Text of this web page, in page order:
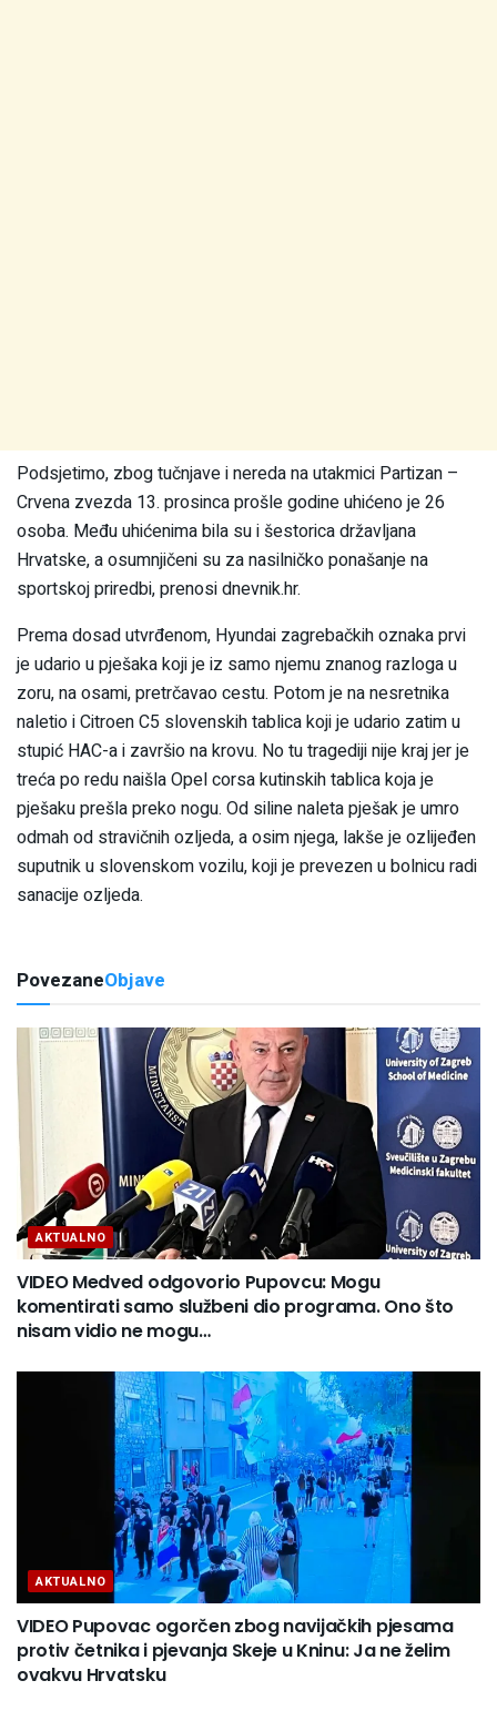
Podsjetimo, zbog tučnjave i nereda na utakmici Partizan –
Crvena zvezda 13. prosinca prošle godine uhićeno je 26
osoba. Među uhićenima bila su i šestorica državljana
Hrvatske, a osumnjičeni su za nasilničko ponašanje na
sportskoj priredbi, prenosi dnevnik.hr.
Prema dosad utvrđenom, Hyundai zagrebačkih oznaka prvi
je udario u pješaka koji je iz samo njemu znanog razloga u
zoru, na osami, pretrčavao cestu. Potom je na nesretnika
naletio i Citroen C5 slovenskih tablica koji je udario zatim u
stupić HAC-a i završio na krovu. No tu tragediji nije kraj jer je
treća po redu naišla Opel corsa kutinskih tablica koja je
pješaku prešla preko nogu. Od siline naleta pješak je umro
odmah od stravičnih ozljeda, a osim njega, lakše je ozlijeđen
suputnik u slovenskom vozilu, koji je prevezen u bolnicu radi
sanacije ozljeda.
PovezaneObjave
AKTUALNO
VIDEO Medved odgovorio Pupovcu: Mogu
komentirati samo službeni dio programa. Ono što
nisam vidio ne mogu…
AKTUALNO
VIDEO Pupovac ogorčen zbog navijačkih pjesama
protiv četnika i pjevanja Skeje u Kninu: Ja ne želim
ovakvu Hrvatsku